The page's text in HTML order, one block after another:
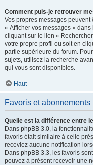
Comment puis-je retrouver
Vos propres messages peuvent
« Afficher vos messages » dans
cliquant sur le lien «
votre propre profil ou soit en
partie supérieure du forum.
sujets, utilisez la recherche
qui vous sont disponibles.
Haut
Favoris et abonnements
Quelle est la différence entre
Dans phpBB 3.0, la
favoris était similaire à celle
receviez aucune notification
Dans phpBB 3.3, les favoris
pouvez à présent recevoir une